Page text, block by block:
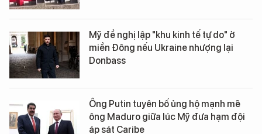
Mỹ đề nghị lập "khu kinh tế tự do" ở
miền Đông nếu Ukraine nhượng lại
Donbass
Ông Putin tuyên bố ủng hộ mạnh mẽ
ông Maduro giữa lúc Mỹ đưa hạm đội
áp sát Caribe